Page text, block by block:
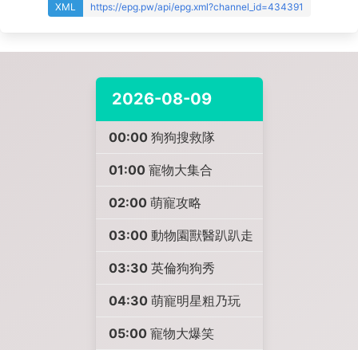
XML https://epg.pw/api/epg.xml?channel_id=434391
2026-08-09
00:00 狗狗搜救隊
01:00 寵物大集合
02:00 萌寵攻略
03:00 動物園獸醫趴趴走
03:30 英倫狗狗秀
04:30 萌寵明星粗乃玩
05:00 寵物大爆笑